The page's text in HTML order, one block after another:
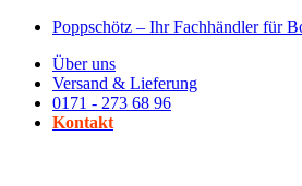
Zum
wechseln
Poppschötz – Ihr Fachhändler für
Über uns
Versand & Lieferung
0171 - 273 68 96
Kontakt